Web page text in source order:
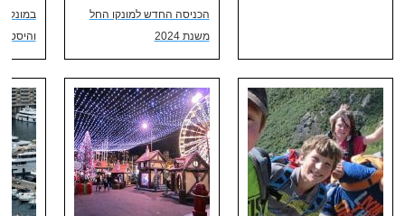
הכניסה החדש למונקו החל
משנת 2024
במונקו